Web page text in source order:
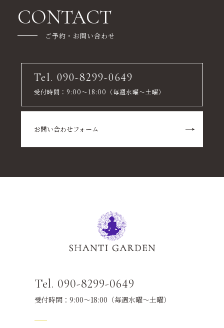
CONTACT
ご予約・お問い合わせ
Tel. 090-8299-0649
受付時間：9:00～18:00（毎週水曜～土曜）
お問い合わせフォーム
Tel. 090-8299-0649
受付時間：9:00～18:00（毎週水曜～土曜）